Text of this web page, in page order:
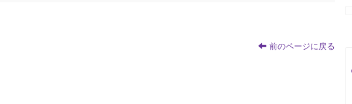
前のページに戻る